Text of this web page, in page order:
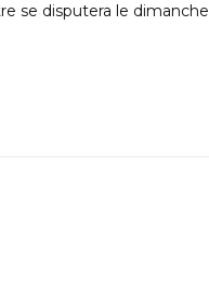
se disputera le dimanche